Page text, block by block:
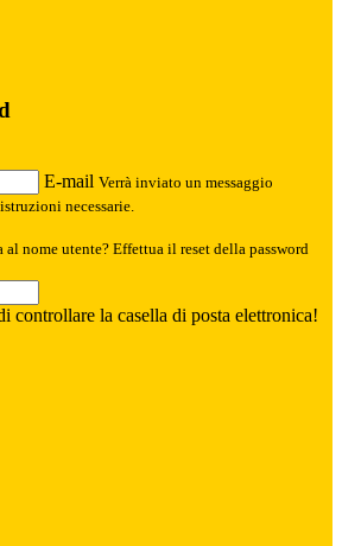
E-mail Verrà inviato un messaggio
necessarie.
al nome utente? Effettua il reset della password
controllare la casella di posta elettronica!